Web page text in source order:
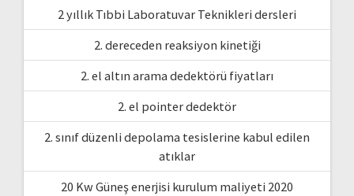
2 yıllık Tıbbi Laboratuvar Teknikleri dersleri
2. dereceden reaksiyon kinetiği
2. el altın arama dedektörü fiyatları
2. el pointer dedektör
2. sınıf düzenli depolama tesislerine kabul edilen
atıklar
20 Kw Güneş enerjisi kurulum maliyeti 2020